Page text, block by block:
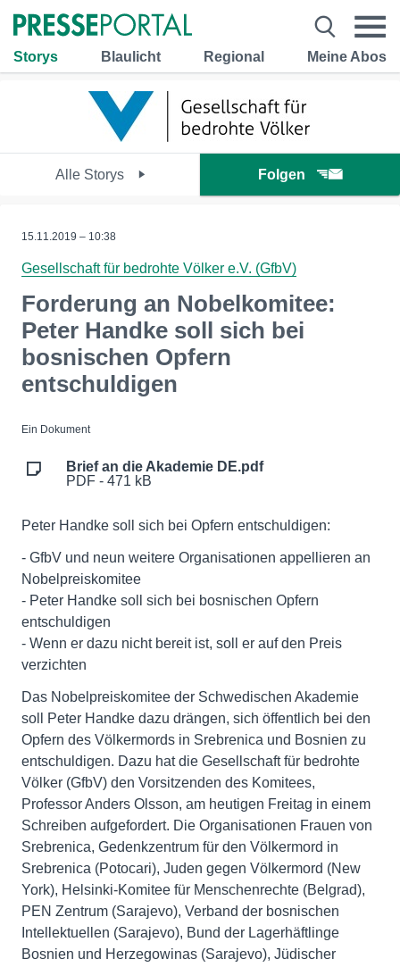
Storys Blaulicht Regional Meine Abos
Alle Storys Folgen
15.11.2019 – 10:38
Gesellschaft für bedrohte Völker e.V. (GfbV)
Forderung an Nobelkomitee:
Peter Handke soll sich bei
bosnischen Opfern
entschuldigen
Ein Dokument
Brief an die Akademie DE.pdf
PDF - 471 kB
Peter Handke soll sich bei Opfern entschuldigen:
- GfbV und neun weitere Organisationen appellieren an
Nobelpreiskomitee
- Peter Handke soll sich bei bosnischen Opfern
entschuldigen
- Wenn er dazu nicht bereit ist, soll er auf den Preis
verzichten
Das Nobelpreiskomitee der Schwedischen Akademie
soll Peter Handke dazu drängen, sich öffentlich bei den
Opfern des Völkermords in Srebrenica und Bosnien zu
entschuldigen. Dazu hat die Gesellschaft für bedrohte
Völker (GfbV) den Vorsitzenden des Komitees,
Professor Anders Olsson, am heutigen Freitag in einem
Schreiben aufgefordert. Die Organisationen Frauen von
Srebrenica, Gedenkzentrum für den Völkermord in
Srebrenica (Potocari), Juden gegen Völkermord (New
York), Helsinki-Komitee für Menschenrechte (Belgrad),
PEN Zentrum (Sarajevo), Verband der bosnischen
Intellektuellen (Sarajevo), Bund der Lagerhäftlinge
Bosnien und Herzegowinas (Sarajevo), Jüdischer